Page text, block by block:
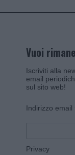
Vuoi
Iscriviti alla
email
sul sito web!
Indirizzo email
Privacy